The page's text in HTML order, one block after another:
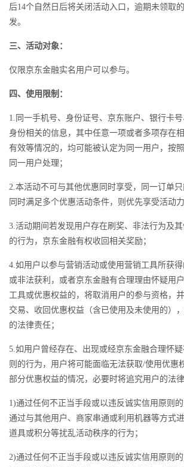
后14个自然日后将关闭活动入口，逾期未领取
发。
三、活动对象：
仅限京东金融实名用户可以参与。
四、使用限制：
1.同一手机号、身份证号、京东账户、银行卡
身份相关的信息，其中任意一项或者多项存在
有效等情况的，均可能被认定为同一用户，按
同一用户处理；
2.本活动不可与其他优惠同时享受，同一订单
同时满足多个优惠活动条件，则优先享受活动力
3.活动期间若发现用户存在刷奖、非法行为及
的行为，京东金融有权收回相关奖励；
4.如用户以参与营销活动或使用营销工具所获
或非法获利，或者京东金融有合理理由怀疑用
工具或优惠权益的，将取消用户的参与资格，
交易、收回优惠权益（含已使用及未使用的）
的法律责任；
5.如用户曾经存在、出现或经京东金融合理怀
则的行为，用户将可能面临无法获取/使用优惠
部分优惠权益的情况，必要时将追究用户的法
1)通过任何不正当手段或以违反诚实信用原则
通过与其他用户、商家串通或利用机器等方式
道具或积分等扰乱活动秩序的行为；
2)通过任何不正当手段或以违反诚实信用原则